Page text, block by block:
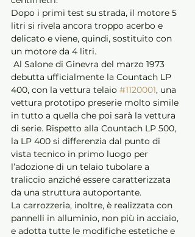
Dopo i primi test su strada, il motore 5
litri si rivela ancora troppo acerbo e
delicato e viene, quindi, sostituito con
un motore da 4 litri.
debutta ufficialmente la Countach LP
400, con la vettura telaio #1120001, una
vettura prototipo preserie molto simile
in tutto a quella che poi sarà la vettura
di serie. Rispetto alla Countach LP 500,
la LP 400 si differenzia dal punto di
vista tecnico in primo luogo per
l’adozione di un telaio tubolare a
traliccio anziché essere caratterizzata
da una struttura autoportante.
La carrozzeria, inoltre, è realizzata con
pannelli in alluminio, non più in acciaio,
e adotta tutte le modifiche estetiche e